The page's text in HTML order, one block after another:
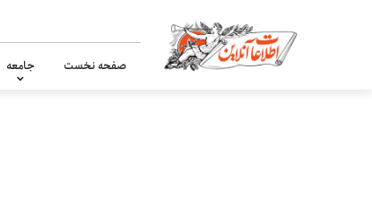
صفحه نخست جامعه